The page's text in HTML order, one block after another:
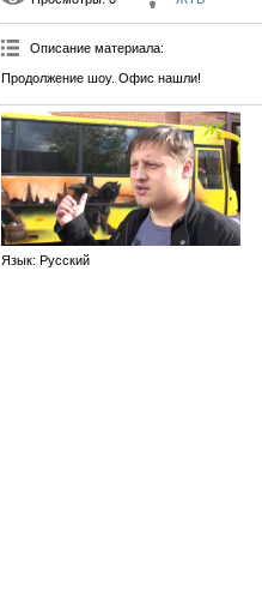
Описание материала:
Продолжение шоу. Офис нашли!
Язык: Русский